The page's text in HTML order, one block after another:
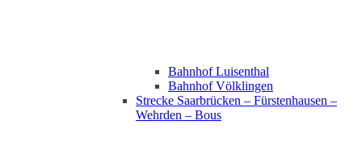
Bahnhof Luisenthal
Bahnhof Völklingen
Strecke Saarbrücken – Fürstenhausen –
Wehrden – Bous